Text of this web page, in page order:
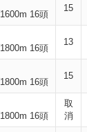
16頭
15
16頭
13
16頭
15
16頭
取
消